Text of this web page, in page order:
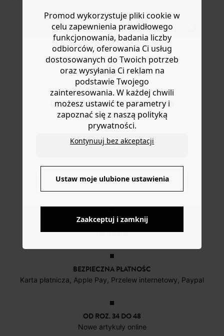
Do you want to be redirected to
www.promod.com ?
YES
NO
lub wymianę.
Mały wzór na piersi i duży wzór na plecach. Prosty dół.
Ta damska koszulka jest wykonana w 100% z
ekologicznej bawełny, uprawianej bez pestycydów,
nawozów chemicznych i GMO w celu zachowania
bioróżnorodności.
DOSTAWA DO PACZKOMATÓW
4 do 6 dni roboczych
DARMOWE ZWROTY
do 30 dni
BEZPIECZNA PŁATNOŚC
Karta płatnicza, Apple Pay, Przelew internetowy, Paypal
OD ROZ. 34 DO 48
Nowe artykuły online
Promod wykorzystuje pliki cookie w
celu zapewnienia prawidłowego
funkcjonowania, badania liczby
odbiorców, oferowania Ci usług
dostosowanych do Twoich potrzeb
oraz wysyłania Ci reklam na
podstawie Twojego
zainteresowania. W każdej chwili
możesz ustawić te parametry i
zapoznać się z naszą polityką
prywatności.
Kontynuuj bez akceptacji
Ustaw moje ulubione ustawienia
Zaakceptuj i zamknij